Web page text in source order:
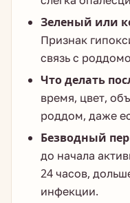
Зеленый или
Признак
связь с
Что делать
время, цвет,
роддом, даже
Безводный
до начала
24 часов,
инфекции.